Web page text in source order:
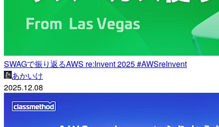
SWAGで振り返るAWS re:Invent 2025 #AWSreInvent
あかいけ
2025.12.08